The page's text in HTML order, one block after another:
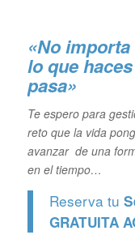
«No
lo que
pasa»
Te espero para
reto que la vida
avanzar de una
en el tiempo…
Reserva tu
GRATUITA